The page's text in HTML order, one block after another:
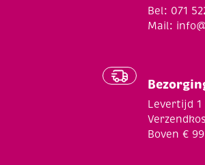
Bel: 071
Mail:
Levertijd
Boven €